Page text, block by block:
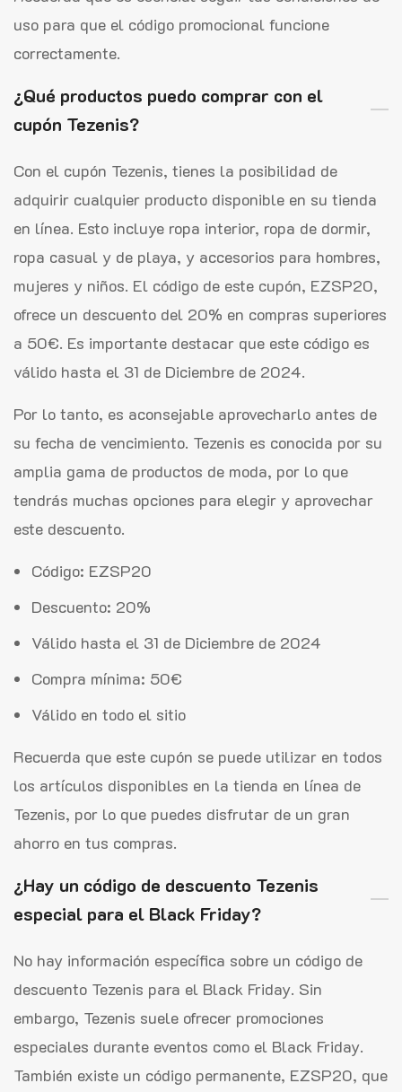
uso para que el código promocional funcione
correctamente.
¿Qué productos puedo comprar con el
cupón Tezenis?
Con el cupón Tezenis, tienes la posibilidad de
adquirir cualquier producto disponible en su tienda
en línea. Esto incluye ropa interior, ropa de dormir,
ropa casual y de playa, y accesorios para hombres,
mujeres y niños. El código de este cupón, EZSP20,
ofrece un descuento del 20% en compras superiores
a 50€. Es importante destacar que este código es
válido hasta el 31 de Diciembre de 2024.
Por lo tanto, es aconsejable aprovecharlo antes de
su fecha de vencimiento. Tezenis es conocida por su
amplia gama de productos de moda, por lo que
tendrás muchas opciones para elegir y aprovechar
este descuento.
Código: EZSP20
Descuento: 20%
Válido hasta el 31 de Diciembre de 2024
Compra mínima: 50€
Válido en todo el sitio
Recuerda que este cupón se puede utilizar en todos
los artículos disponibles en la tienda en línea de
Tezenis, por lo que puedes disfrutar de un gran
ahorro en tus compras.
¿Hay un código de descuento Tezenis
especial para el Black Friday?
No hay información específica sobre un código de
descuento Tezenis para el Black Friday. Sin
embargo, Tezenis suele ofrecer promociones
especiales durante eventos como el Black Friday.
También existe un código permanente, EZSP20, que